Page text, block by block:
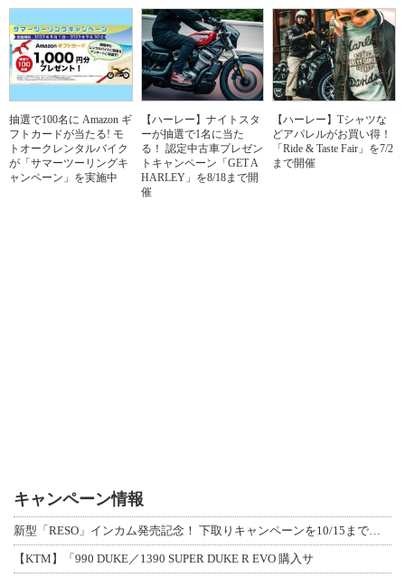
抽選で100名に Amazon ギ
フトカードが当たる! モ
トオークレンタルバイク
が「サマーツーリングキ
ャンペーン」を実施中
【ハーレー】ナイトスタ
ーが抽選で1名に当た
る！ 認定中古車プレゼン
トキャンペーン「GET A
HARLEY」を8/18まで開
催
【ハーレー】Tシャツな
どアパレルがお買い得！
「Ride & Taste Fair」を7/2
まで開催
キャンペーン情報
新型「RESO」インカム発売記念！ 下取りキャンペーンを10/15まで延長して開
【KTM】「990 DUKE／1390 SUPER DUKE R EVO 購入サ